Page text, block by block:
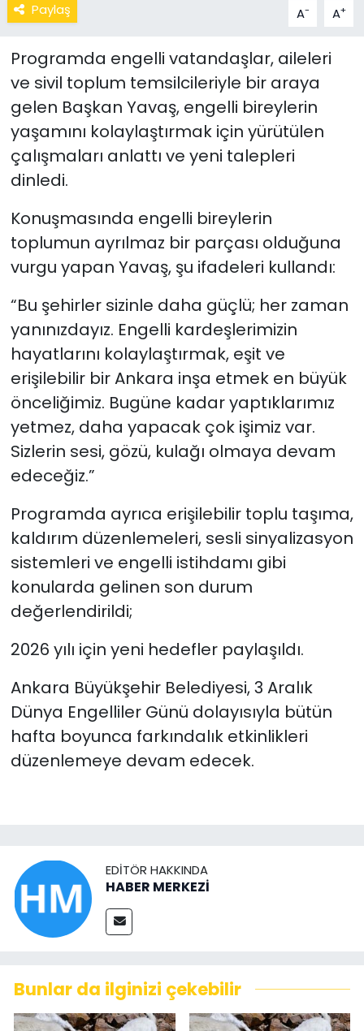
Paylaş A- A+
Programda engelli vatandaşlar, aileleri
ve sivil toplum temsilcileriyle bir araya
gelen Başkan Yavaş, engelli bireylerin
yaşamını kolaylaştırmak için yürütülen
çalışmaları anlattı ve yeni talepleri
dinledi.
Konuşmasında engelli bireylerin
toplumun ayrılmaz bir parçası olduğuna
vurgu yapan Yavaş, şu ifadeleri kullandı:
“Bu şehirler sizinle daha güçlü; her zaman
yanınızdayız. Engelli kardeşlerimizin
hayatlarını kolaylaştırmak, eşit ve
erişilebilir bir Ankara inşa etmek en büyük
önceliğimiz. Bugüne kadar yaptıklarımız
yetmez, daha yapacak çok işimiz var.
Sizlerin sesi, gözü, kulağı olmaya devam
edeceğiz.”
Programda ayrıca erişilebilir toplu taşıma,
kaldırım düzenlemeleri, sesli sinyalizasyon
sistemleri ve engelli istihdamı gibi
konularda gelinen son durum
değerlendirildi;
2026 yılı için yeni hedefler paylaşıldı.
Ankara Büyükşehir Belediyesi, 3 Aralık
Dünya Engelliler Günü dolayısıyla bütün
hafta boyunca farkındalık etkinlikleri
düzenlemeye devam edecek.
EDITÖR HAKKINDA
HABER MERKEZİ
Bunlar da ilginizi çekebilir